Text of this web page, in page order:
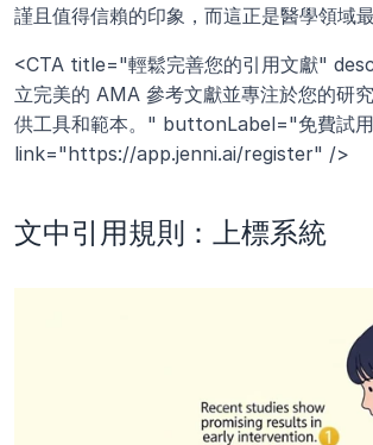
謹且值得信賴的印象，而這正是醫學領域最
<CTA title="輕鬆完善您的引用文獻"
立完美的 AMA 參考文獻並專注於您的研
供工具和範本。" buttonLabel="免費試
link="https://app.jenni.ai/register" />
文中引用規則：上標系統